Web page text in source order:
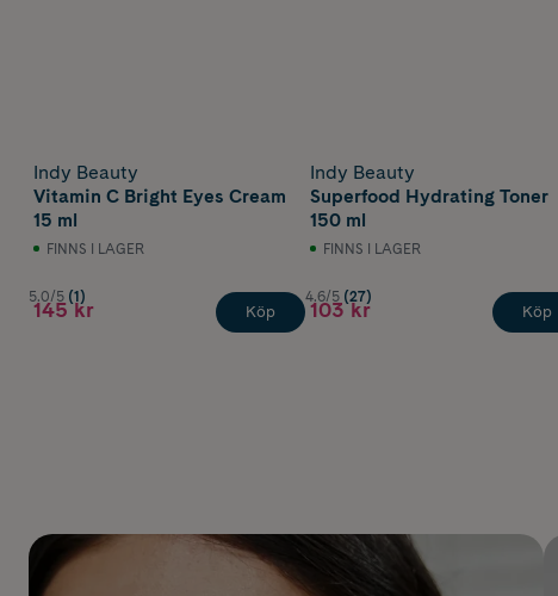
Indy Beauty
Vitamin C Bright Eyes Cream
15 ml
FINNS I LAGER
5.0/5 (1)
145 kr Köp
Indy Beauty
Superfood Hydrating Toner
150 ml
FINNS I LAGER
4.6/5 (27)
103 kr Köp